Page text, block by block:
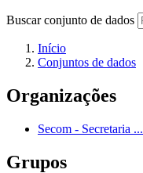
Buscar conjunto de dados
Início
Conjuntos de dados
Organizações
Secom - Secretaria ...
Grupos